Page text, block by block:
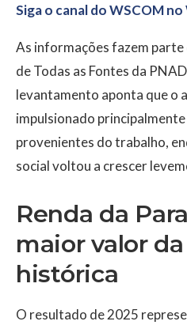
Siga o canal do WSCOM
As informações fazem
de Todas as Fontes da
levantamento aponta que o
impulsionado
provenientes do trabalho,
social voltou a crescer
Renda da
maior valor
histórica
O resultado de 2025